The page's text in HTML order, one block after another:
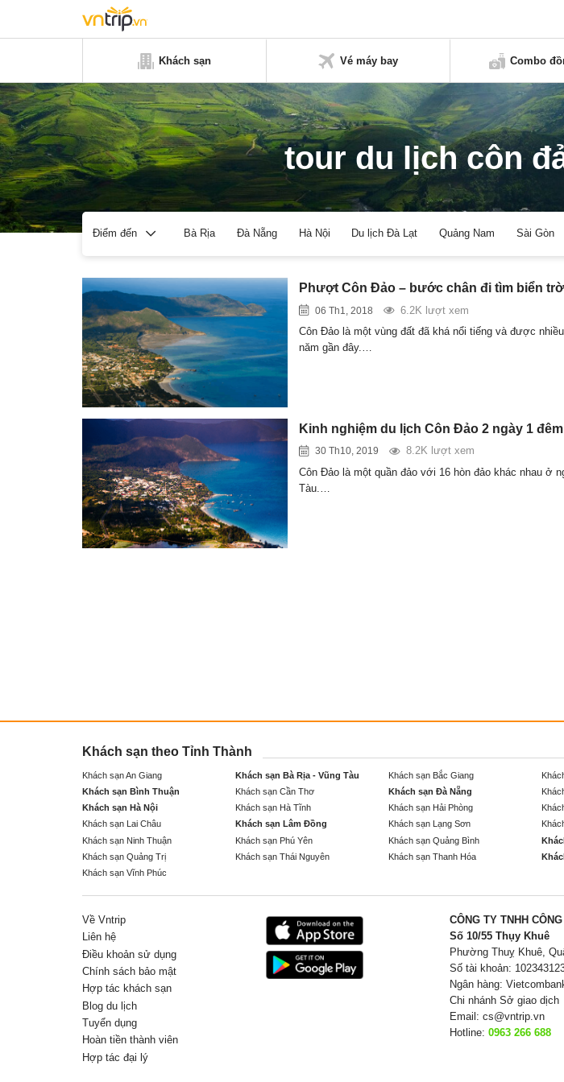
Khách sạn Vé máy bay Combo
tour du lịch côn
Điểm đến Bà Rịa Đà Nẵng Hà Nội Du lịch Đà Lạt Quảng Nam Sài Gòn
Phượt Côn Đảo – bước chân đi tìm biển
06 Th1, 2018
6.2K lượt xem
Côn Đảo là một vùng đất đã khá nổi tiếng và được
năm gần đây.…
Kinh nghiệm du lịch Côn Đảo 2 ngày 1
30 Th10, 2019
8.2K lượt xem
Côn Đảo là một quần đảo với 16 hòn đảo khác nhau ở
Tàu.…
Khách sạn theo Tỉnh Thành
Khách sạn An Giang Khách sạn Bà Rịa - Vũng Tàu Khách sạn Bắc Giang
Khách sạn Bình Thuận
Khách sạn Cần Thơ Khách sạn Đà Nẵng
Khách sạn Hà Nội
Khách sạn Hà Tĩnh Khách sạn Hải Phòng
Khách sạn Lai Châu
Khách sạn Lâm Đồng Khách sạn Lạng Sơn
Khách sạn Ninh Thuận
Khách sạn Phú Yên Khách sạn Quảng Bình
Khách sạn Quảng Trị
Khách sạn Thái Nguyên Khách sạn Thanh Hóa
Khách sạn Vĩnh Phúc
Về Vntrip
Liên hệ
Điều khoản sử dụng
Chính sách bảo mật
Hợp tác khách sạn
Blog du lịch
Tuyển dụng
Hoàn tiền thành viên
Hợp tác đại lý
CÔNG TY TNHH
Số 10/55 Thụy Khuê
Phường Thuỵ Khuê,
Số tài khoản:
Ngân hàng:
Chi nhánh Sở giao dịch
Email: cs@vntrip.vn
Hotline: 0963 266 688